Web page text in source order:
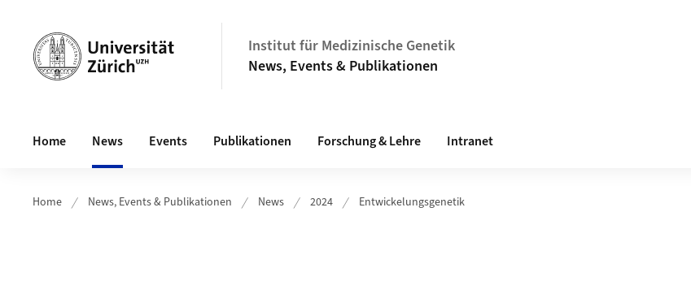
Institut für Medizinische Genetik
News, Events & Publikationen
Home News Events Publikationen Forschung & Lehre Intranet
Home News, Events & Publikationen News 2024 Entwickelungsgenetik